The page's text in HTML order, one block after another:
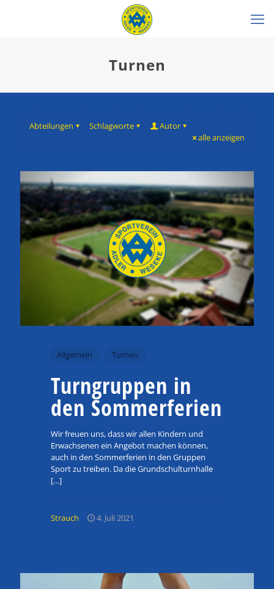
Turnen
Abteilungen Schlagworte
Autor
alle anzeigen
Allgemein Turnen
Turngruppen in
den Sommerferien
Wir freuen uns, dass wir allen Kindern und
Erwachsenen ein Angebot machen können,
auch in den Sommerferien in den Gruppen
Sport zu treiben. Da die Grundschulturnhalle
[…]
Strauch 4. Juli 2021